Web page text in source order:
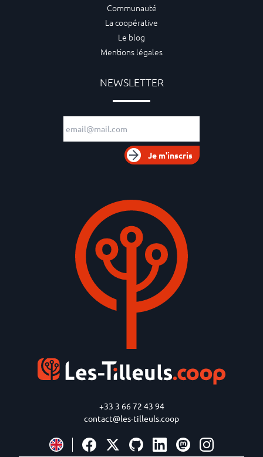
+33 3 66 72 43 94
contact@les-tilleuls.coop
Communauté
La coopérative
Le blog
Mentions légales
NEWSLETTER
Adresse e-mail
Je m'inscris